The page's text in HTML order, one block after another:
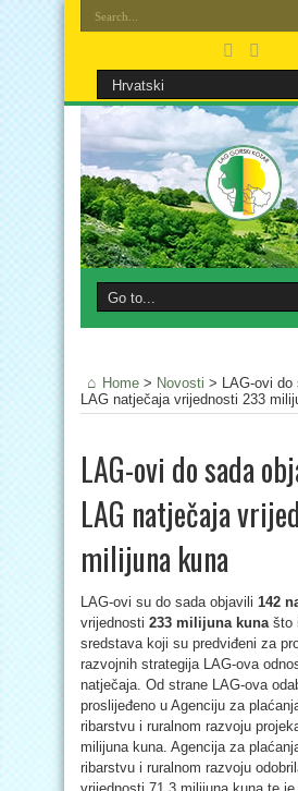
Home > Novosti > LAG-ovi
LAG natječaja vrijednosti 233
LAG-ovi do sada
LAG natječaja
milijuna kuna
LAG-ovi su do sada objavili 142
vrijednosti 233 milijuna kunašto
sredstava koji su predviđeni za
razvojnih strategija LAG-ova
natječaja. Od strane LAG-ova
proslijeđeno u Agenciju za
ribarstvu i ruralnom razvoju
milijuna kuna. Agencija za
ribarstvu i ruralnom razvoju